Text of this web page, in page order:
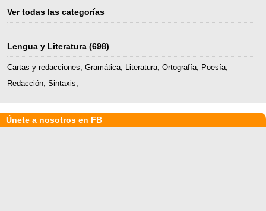
Ver todas las categorías
Lengua y Literatura (698)
Cartas y redacciones, Gramática, Literatura, Ortografía, Poesía,
Redacción, Sintaxis,
Únete a nosotros en FB